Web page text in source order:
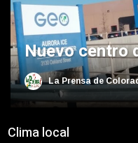
Nuevo centro
La Prensa de
Clima local